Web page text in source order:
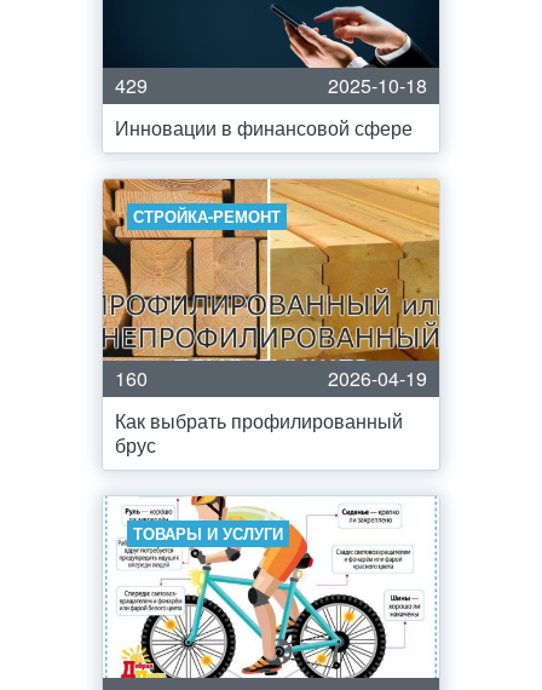
429
2025-10-18
Инновации в финансовой сфере
СТРОЙКА-РЕМОНТ
160
2026-04-19
Как выбрать профилированный
брус
ТОВАРЫ И УСЛУГИ